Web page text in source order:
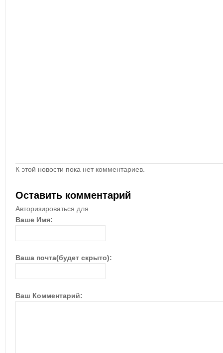
К этой новости пока нет комментариев.
Оставить комментарий
Авторизироваться для
Ваше Имя:
Ваша почта(будет скрыто):
Ваш Комментарий: